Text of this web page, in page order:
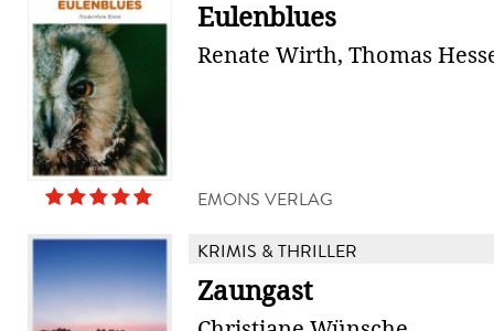
Eulenblues
Renate Wirth, Thomas
EMONS VERLAG
KRIMIS & THRILLER
Zaungast